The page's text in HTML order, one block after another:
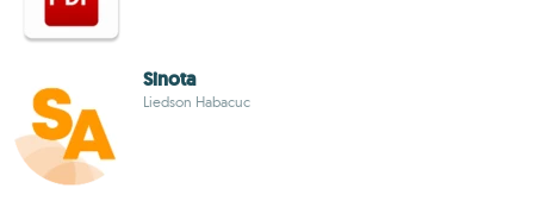
Sinota
Liedson Habacuc